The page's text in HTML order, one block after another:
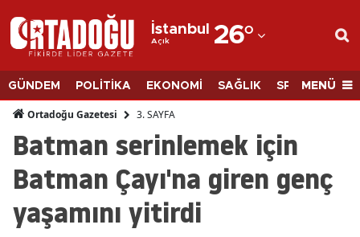
İstanbul
Açık 26°
Adana
Adıyaman
Afyonkarahisar
Ağrı
Amasya
Ankara
GÜNDEM POLİTİKA EKONOMİ SAĞLIK SPORMENÜ
Ortadoğu Gazetesi 3. SAYFA
Batman serinlemek için
Batman Çayı'na giren genç
yaşamını yitirdi